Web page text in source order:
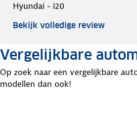
Hyundai - i20
Bekijk volledige review
Vergelijkbare
Op zoek naar een vergelijkbare
modellen dan ook!